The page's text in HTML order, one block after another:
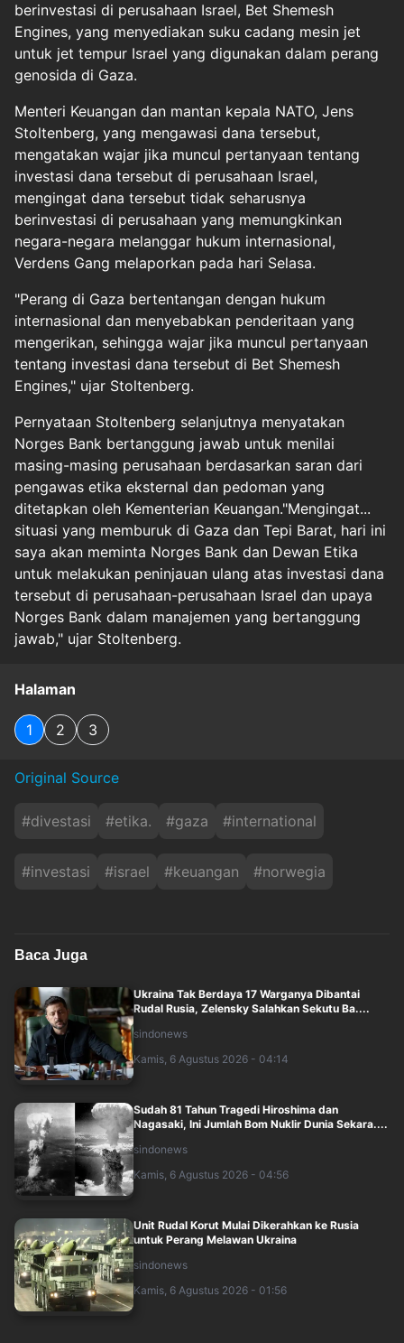
berinvestasi di perusahaan Israel, Bet Shemesh
Engines, yang menyediakan suku cadang mesin jet
untuk jet tempur Israel yang digunakan dalam perang
genosida di Gaza.
Menteri Keuangan dan mantan kepala NATO, Jens
Stoltenberg, yang mengawasi dana tersebut,
mengatakan wajar jika muncul pertanyaan tentang
investasi dana tersebut di perusahaan Israel,
mengingat dana tersebut tidak seharusnya
berinvestasi di perusahaan yang memungkinkan
negara-negara melanggar hukum internasional,
Verdens Gang melaporkan pada hari Selasa.
"Perang di Gaza bertentangan dengan hukum
internasional dan menyebabkan penderitaan yang
mengerikan, sehingga wajar jika muncul pertanyaan
tentang investasi dana tersebut di Bet Shemesh
Engines," ujar Stoltenberg.
Pernyataan Stoltenberg selanjutnya menyatakan
Norges Bank bertanggung jawab untuk menilai
masing-masing perusahaan berdasarkan saran dari
pengawas etika eksternal dan pedoman yang
ditetapkan oleh Kementerian Keuangan."Mengingat...
situasi yang memburuk di Gaza dan Tepi Barat, hari ini
saya akan meminta Norges Bank dan Dewan Etika
untuk melakukan peninjauan ulang atas investasi dana
tersebut di perusahaan-perusahaan Israel dan upaya
Norges Bank dalam manajemen yang bertanggung
jawab," ujar Stoltenberg.
Halaman
1 2 3
Original Source
#divestasi #etika. #gaza #international
#investasi #israel #keuangan #norwegia
Baca Juga
Ukraina Tak Berdaya 17 Warganya Dibantai
Rudal Rusia, Zelensky Salahkan Sekutu Ba....
sindonews
Kamis, 6 Agustus 2026 - 04:14
Sudah 81 Tahun Tragedi Hiroshima dan
Nagasaki, Ini Jumlah Bom Nuklir Dunia Sekara....
sindonews
Kamis, 6 Agustus 2026 - 04:56
Unit Rudal Korut Mulai Dikerahkan ke Rusia
untuk Perang Melawan Ukraina
sindonews
Kamis, 6 Agustus 2026 - 01:56